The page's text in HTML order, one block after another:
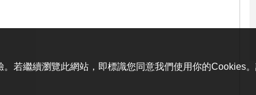
若繼續瀏覽此網站，即標識您同意我們使用你的Cookies